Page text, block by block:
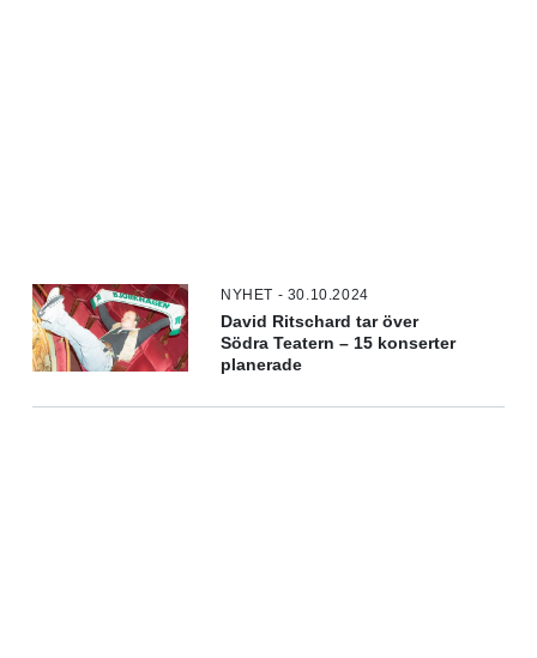
NYHET - 30.10.2024
David Ritschard tar över
Södra Teatern – 15 konserter
planerade